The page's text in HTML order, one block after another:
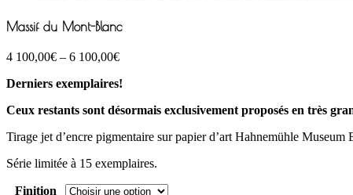
Massif du Mont-Blanc
4 100,00€ – 6 100,00€
Derniers exemplaires!
Ceux restants sont désormais exclusivement proposés en très
Tirage jet d’encre pigmentaire sur papier d’art Hahnemühle
Série limitée à 15 exemplaires.
Finition